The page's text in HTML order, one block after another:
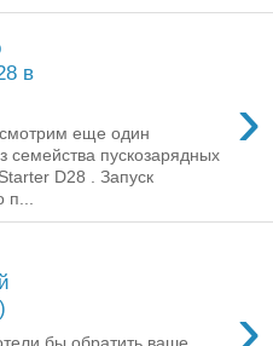
в
›
еще один
семейства пускозарядных
D28 . Запуск